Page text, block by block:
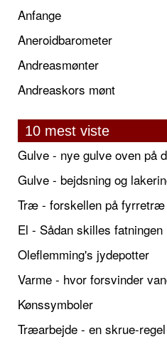
Anfange
Aneroidbarometer
Andreasmønter
Andreaskors mønt
10 mest viste
Gulve - nye gulve oven på
Gulve - bejdsning og
Træ - forskellen på
El - Sådan skilles fatningen
Oleflemming's jydepotter
Varme - hvor forsvinder
Kønssymboler
Træarbejde - en skrue-